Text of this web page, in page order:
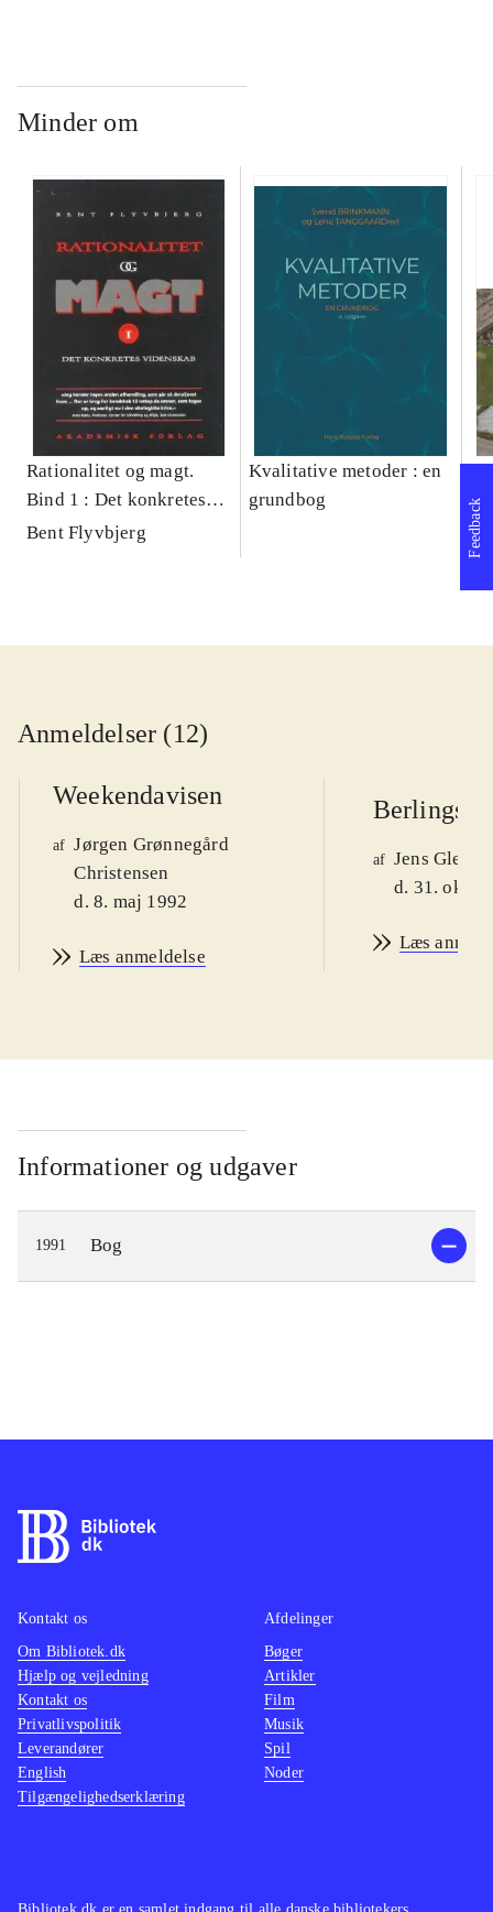
Minder om
Rationalitet og magt.
Bind 1 : Det konkretes
videnskab
Bent Flyvbjerg
Kvalitative metoder : en
grundbog
Anmeldelser (12)
Weekendavisen
af Jørgen Grønnegård
Christensen
d. 8. maj 1992
Læs anmeldelse
af Jens
d. 31. okt.
Læs
Informationer og udgaver
1991 Bog
Feedback
Kontakt os
Om Bibliotek.dk
Hjælp og vejledning
Kontakt os
Privatlivspolitik
Leverandører
English
Tilgængelighedserklæring
Afdelinger
Bøger
Artikler
Film
Musik
Spil
Noder